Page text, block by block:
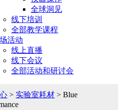
全球洞见
线下培训
全部教学课程
活动
线上直播
线下会议
全部活动和研讨会
> 实验室耗材 > Blue